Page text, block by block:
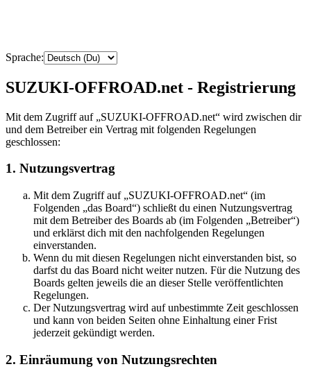
Sprache:
SUZUKI-OFFROAD.net - Registrierung
Mit dem Zugriff auf „SUZUKI-OFFROAD.net“ wird zwischen dir
und dem Betreiber ein Vertrag mit folgenden Regelungen
geschlossen:
1. Nutzungsvertrag
Mit dem Zugriff auf „SUZUKI-OFFROAD.net“ (im
Folgenden „das Board“) schließt du einen Nutzungsvertrag
mit dem Betreiber des Boards ab (im Folgenden „Betreiber“)
und erklärst dich mit den nachfolgenden Regelungen
einverstanden.
Wenn du mit diesen Regelungen nicht einverstanden bist, so
darfst du das Board nicht weiter nutzen. Für die Nutzung des
Boards gelten jeweils die an dieser Stelle veröffentlichten
Regelungen.
Der Nutzungsvertrag wird auf unbestimmte Zeit geschlossen
und kann von beiden Seiten ohne Einhaltung einer Frist
jederzeit gekündigt werden.
2. Einräumung von Nutzungsrechten